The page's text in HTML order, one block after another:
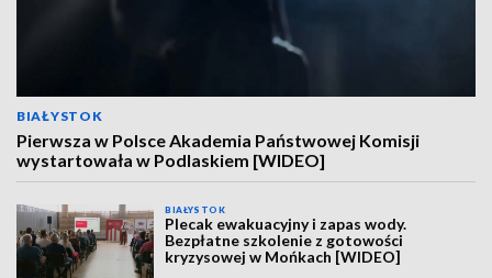
BIAŁYSTOK
Pierwsza w Polsce Akademia Państwowej Komisji
wystartowała w Podlaskiem [WIDEO]
BIAŁYSTOK
Plecak ewakuacyjny i zapas wody.
Bezpłatne szkolenie z gotowości
kryzysowej w Mońkach [WIDEO]